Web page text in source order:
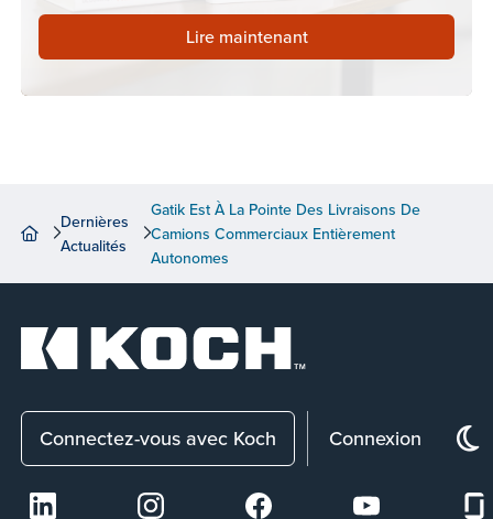
Lire maintenant
Dernières
Actualités
Gatik Est À La Pointe Des Livraisons De
Camions Commerciaux Entièrement
Autonomes
Connectez-vous avec Koch Connexion